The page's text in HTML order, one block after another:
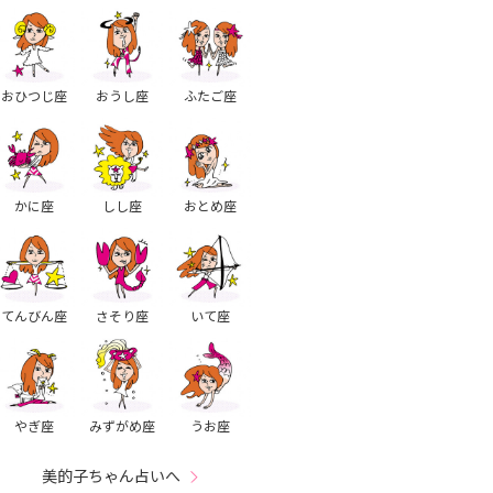
おひつじ座 おうし座 ふたご座
かに座 しし座 おとめ座
てんびん座 さそり座 いて座
やぎ座 みずがめ座 うお座
美的子ちゃん占いへ